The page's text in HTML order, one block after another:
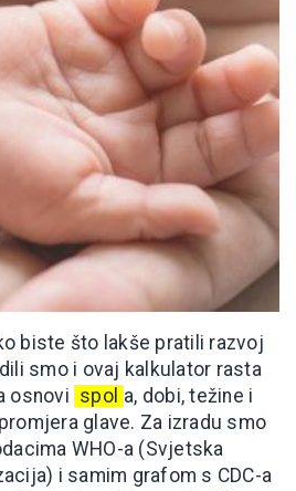
biste što lakše pratili razvoj
smo i ovaj kalkulator rasta
osnovi spol a, dobi, težine i
glave. Za izradu smo
WHO-a (Svjetska
i samim grafom s CDC-a